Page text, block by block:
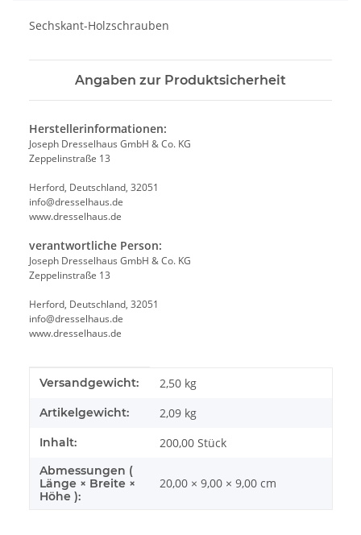
Sechskant-Holzschrauben
Angaben zur Produktsicherheit
Herstellerinformationen:
Joseph Dresselhaus GmbH & Co. KG
Zeppelinstraße 13
Herford, Deutschland, 32051
info@dresselhaus.de
www.dresselhaus.de
verantwortliche Person:
Joseph Dresselhaus GmbH & Co. KG
Zeppelinstraße 13
Herford, Deutschland, 32051
info@dresselhaus.de
www.dresselhaus.de
Produkteigenschaft
Wert
Versandgewicht: 2,50 kg
Artikelgewicht: 2,09 kg
Inhalt: 200,00 Stück
Abmessungen (
Länge × Breite ×
Höhe ):
20,00 × 9,00 × 9,00 cm